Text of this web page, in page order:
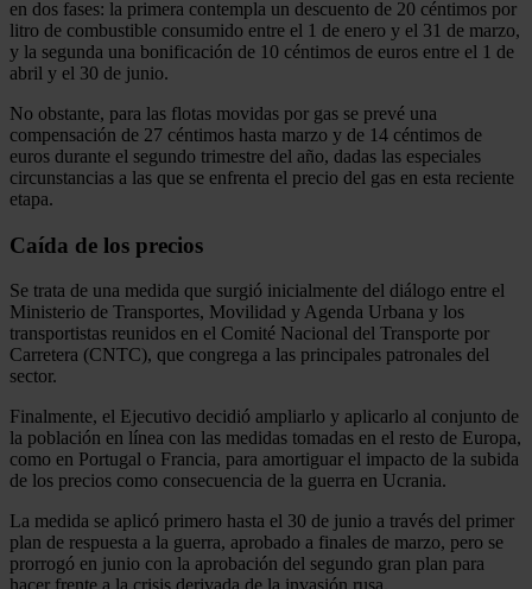
en dos fases: la primera contempla un descuento de 20 céntimos por
litro de combustible consumido entre el 1 de enero y el 31 de marzo,
y la segunda una bonificación de 10 céntimos de euros entre el 1 de
abril y el 30 de junio.
No obstante, para las flotas movidas por gas se prevé una
compensación de 27 céntimos hasta marzo y de 14 céntimos de
euros durante el segundo trimestre del año, dadas las especiales
circunstancias a las que se enfrenta el precio del gas en esta reciente
etapa.
Caída de los precios
Se trata de una medida que surgió inicialmente del diálogo entre el
Ministerio de Transportes, Movilidad y Agenda Urbana y los
transportistas reunidos en el Comité Nacional del Transporte por
Carretera (CNTC), que congrega a las principales patronales del
sector.
Finalmente, el Ejecutivo decidió ampliarlo y aplicarlo al conjunto de
la población en línea con las medidas tomadas en el resto de Europa,
como en Portugal o Francia, para amortiguar el impacto de la subida
de los precios como consecuencia de la guerra en Ucrania.
La medida se aplicó primero hasta el 30 de junio a través del primer
plan de respuesta a la guerra, aprobado a finales de marzo, pero se
prorrogó en junio con la aprobación del segundo gran plan para